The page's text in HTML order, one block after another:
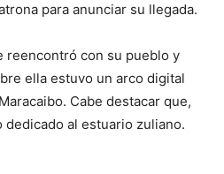
para anunciar su llegada.
reencontró con su pueblo y
ella estuvo un arco digital
Cabe destacar que,
al estuario zuliano.